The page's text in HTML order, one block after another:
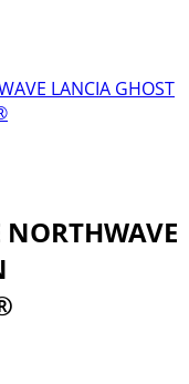
LANCIA GHOST